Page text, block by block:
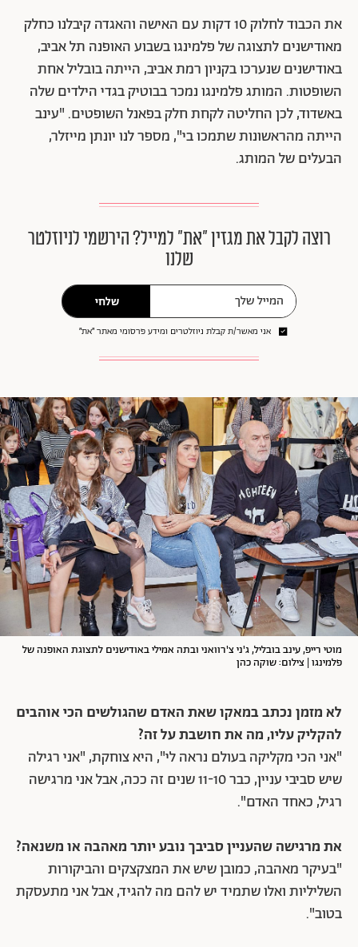
את הכבוד לחלוק 10 דקות עם האישה והאגדה קיבלנו כחלק
מאודישנים לתצוגה של פלמינגו בשבוע האופנה תל אביב,
באודישנים שנערכו בקניון רמת אביב, הייתה בובליל אחת
השופטות. המותג פלמינגו נמכר בבוטיק בגדי הילדים שלה
באשדוד, לכן החליטה לקחת חלק בפאנל השופטים. "עינב
הייתה מהראשונות שתמכו בי", מספר לנו יונתן מייזלר,
הבעלים של המותג.
רוצה לקבל את מגזין ״את״ למייל? הירשמי לניוזלטר
שלנו
שלחי
אני מאשר/ת קבלת ניוזלטרים ומידע פרסומי מאתר ״את״
מוטי רייפ, עינב בובליל, ג'ני צ'רוואני ובתה אמילי באודישנים לתצוגת האופנה של
פלמינגו | צילום: שוקה כהן
לא מזמן נכתב במאקו שאת האדם שהגולשים הכי אוהבים
להקליק עליו, מה את חושבת על זה?
"אני הכי מקליקה בעולם נראה לי", היא צוחקת, "אני רגילה
שיש סביבי עניין, כבר 11-10 שנים זה ככה, אבל אני מרגישה
רגיל, כאחד האדם".
את מרגישה שהעניין סביבך נובע יותר מאהבה או משנאה?
"בעיקר מאהבה, כמובן שיש את המצקצקים והביקורות
השליליות ואלו שתמיד יש להם מה להגיד, אבל אני מתעסקת
בטוב".